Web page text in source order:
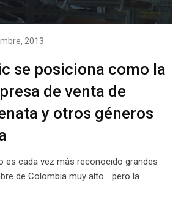
2013
se posiciona como la
de venta de
y otros géneros
es cada vez más reconocido grandes
de Colombia muy alto… pero la